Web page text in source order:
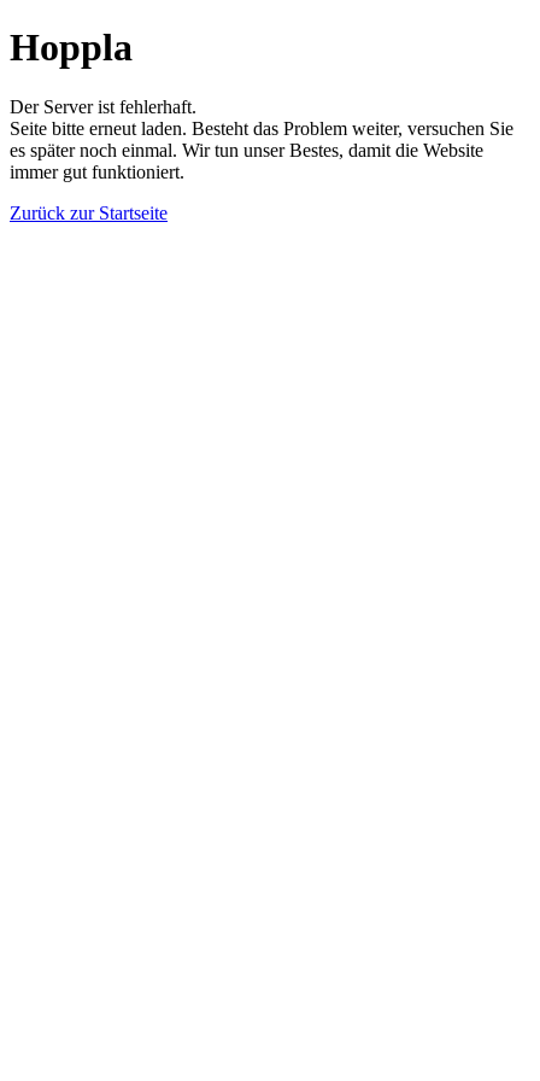
Hoppla
Der Server ist fehlerhaft.
Seite bitte erneut laden. Besteht das Problem weiter, versuchen Sie
es später noch einmal. Wir tun unser Bestes, damit die Website
immer gut funktioniert.
Zurück zur Startseite